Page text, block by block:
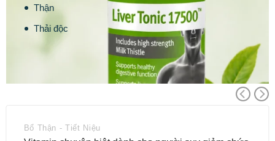
Thận
Thải độc
Bổ Thận - Tiết Niệu